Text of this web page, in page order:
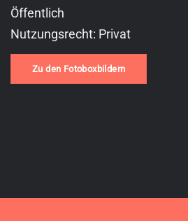
Öffentlich
Nutzungsrecht: Privat
Zu den Fotoboxbildern